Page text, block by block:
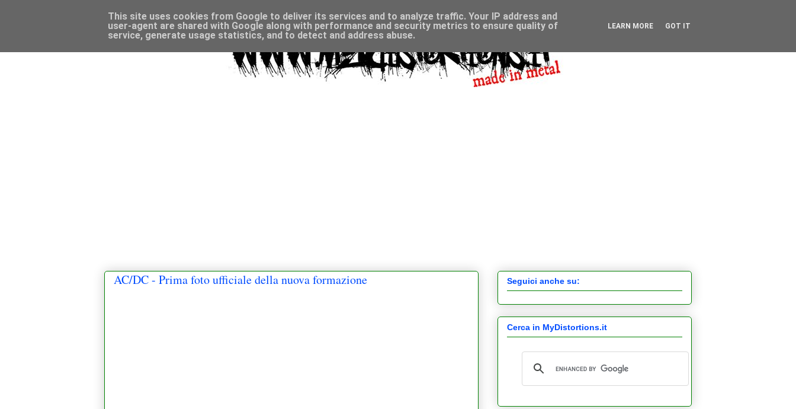
AC/DC - Prima foto ufficiale della nuova formazione Seguici anche su:
Cerca in MyDistortions.it
This site uses cookies from Google to deliver its services and to analyze traffic. Your IP address and
user-agent are shared with Google along with performance and security metrics to ensure quality of
service, generate usage statistics, and to detect and address abuse.
LEARN MORE GOT IT